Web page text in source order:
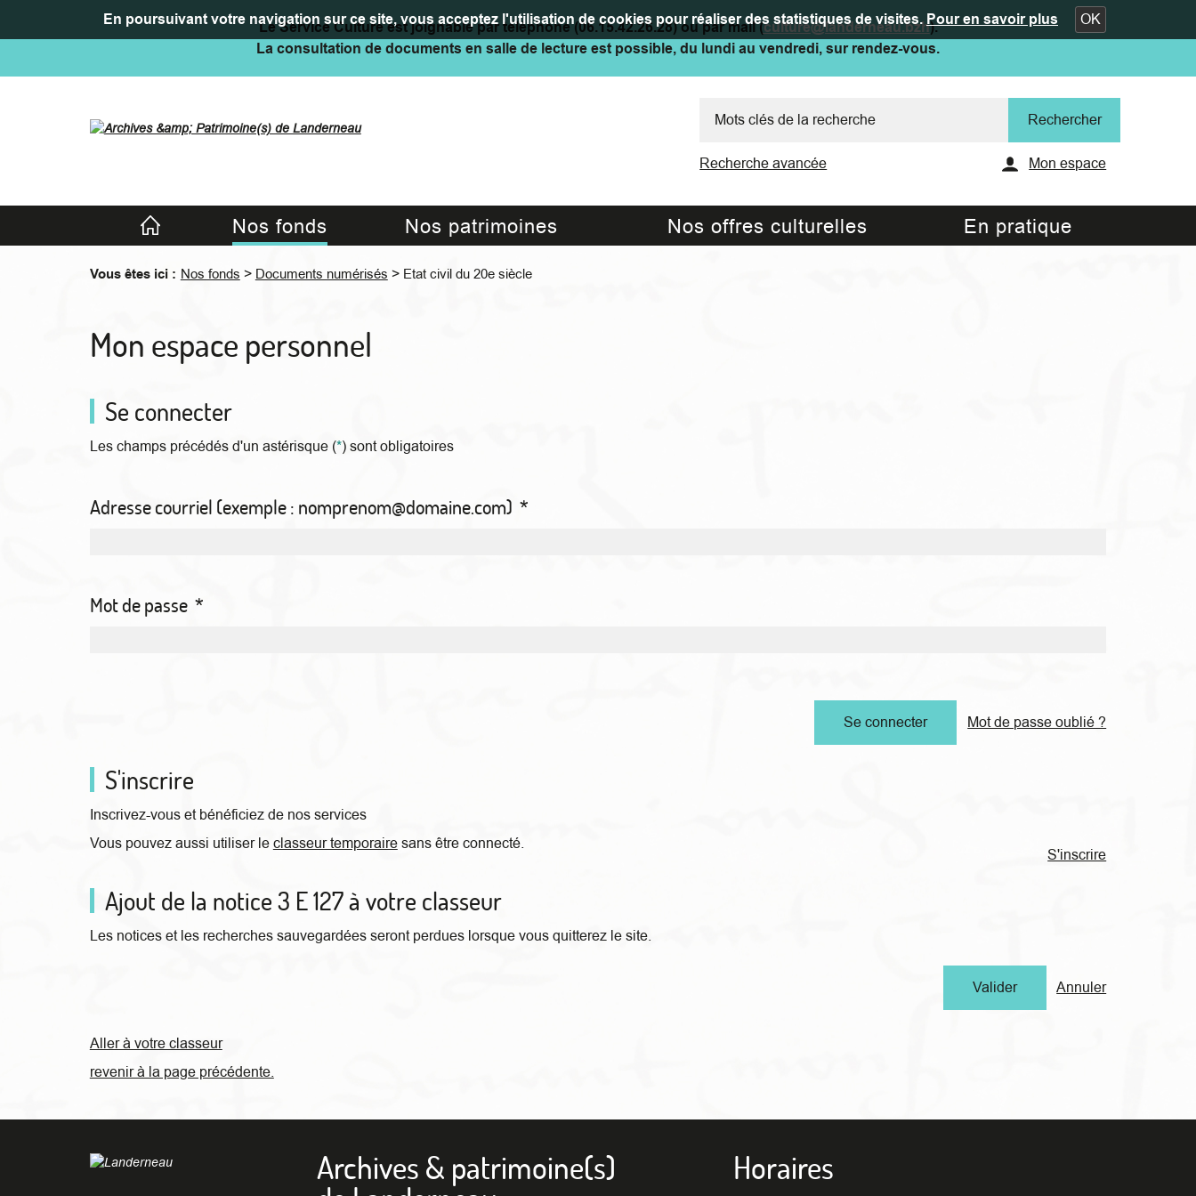
En poursuivant votre navigation sur ce site, vous acceptez l'utilisation de cookies pour réaliser des statistiques de visites.Pour en savoir plus OK
Le Service Culture est joignable par téléphone (06.15.42.26.28) ou par mail (culture@landerneau.bzh).
La consultation de documents en salle de lecture est possible, du lundi au vendredi, sur rendez-vous.
Recherche avancée Mon espace
Accueil Nos fonds Nos patrimoines Nos offres culturelles En pratique
Vous êtes ici : Nos fonds > Documents numérisés > Etat civil du 20e siècle
Mon espace personnel
Se connecter
Les champs précédés d'un astérisque (*) sont obligatoires
Adresse courriel (exemple : nomprenom@domaine.com) *
Mot de passe *
Mot de passe oublié ?
S'inscrire
Inscrivez-vous et bénéficiez de nos services
S'inscrire
Vous pouvez aussi utiliser leclasseur temporairesans être connecté.
Ajout de la notice 3 E 127 à votre classeur
Les notices et les recherches sauvegardées seront perdues lorsque vous quitterez le site.
Annuler
Aller à votre classeur
revenir à la page précédente.
Archives & patrimoine(s) Horaires